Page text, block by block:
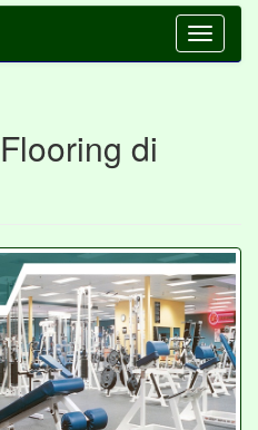
Toggle
di